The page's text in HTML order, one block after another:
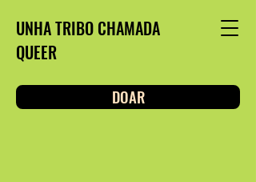
UNHA TRIBO CHAMADA
QUEER
DOAR